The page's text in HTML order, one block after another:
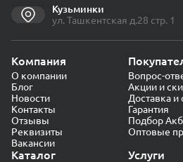
Кузьминки
ул. Ташкентская д.28 стр. 1
Компания
О компании
Блог
Новости
Контакты
Отзывы
Реквизиты
Вакансии
Вопрос-
Акции и
Доставка и
Гарантия
Подбор Акб
Оптовые
Каталог Услуги